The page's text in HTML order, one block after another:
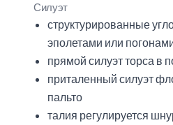
Силуэт
структурированные
эполетами или
прямой силуэт торса в
приталенный силуэт
пальто
талия регулируется